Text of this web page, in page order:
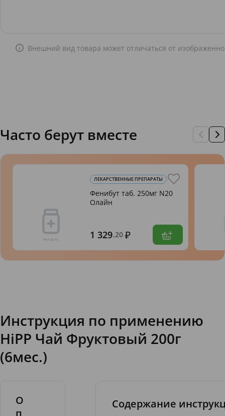
Внешний вид товара может отличаться от
Часто берут вместе
ЛЕКАРСТВЕННЫЕ ПРЕПАРАТЫ
Фенибут таб. 250мг N20
Олайн
1 329,20
Инструкция по применению
HiPP Чай Фруктовый 200г
(6мес.)
О
п
Содержание